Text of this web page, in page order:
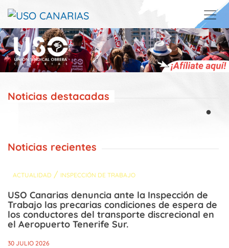
Noticias destacadas
Noticias recientes
ACTUALIDAD / INSPECCIÓN DE TRABAJO
USO Canarias denuncia ante la Inspección de
Trabajo las precarias condiciones de espera de
los conductores del transporte discrecional en
el Aeropuerto Tenerife Sur.
30 JULIO 2026